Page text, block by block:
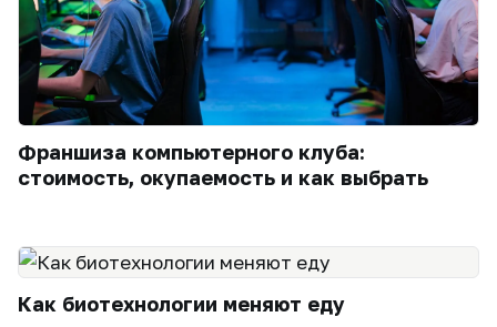
Франшиза компьютерного клуба:
стоимость, окупаемость и как выбрать
Как биотехнологии меняют еду